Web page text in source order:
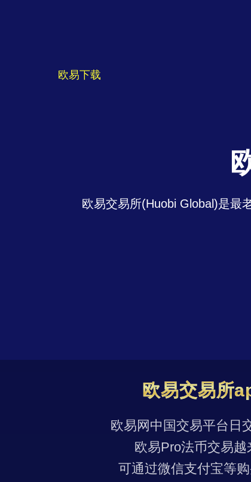
欧易下载
欧易交易所(Huobi Global)是最
欧易交易所
欧易网中国交易平台日
欧易Pro法币交易越
可通过微信支付宝等购